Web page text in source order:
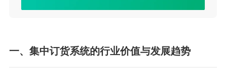
一、集中订货系统的行业价值与发展趋势